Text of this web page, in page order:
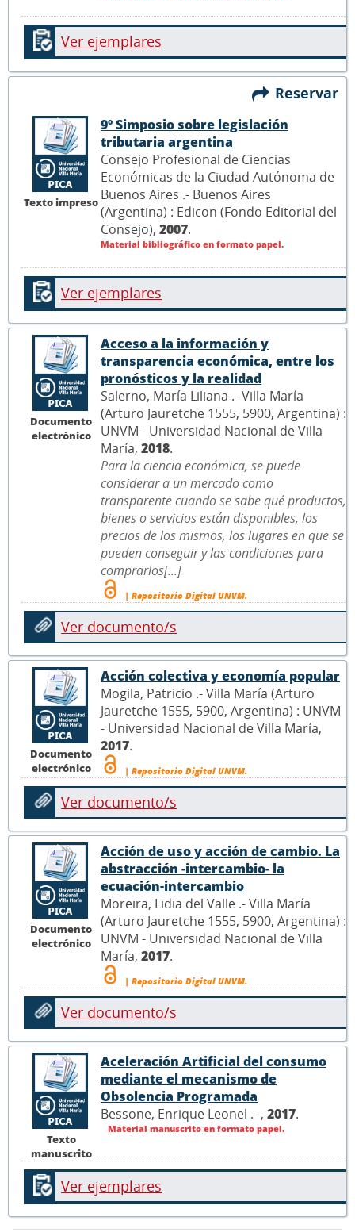
Ver ejemplares
Reservar
Texto impreso
9º Simposio sobre legislación
tributaria argentina
Consejo Profesional de Ciencias
Económicas de la Ciudad Autónoma de
Buenos Aires .- Buenos Aires
(Argentina) : Edicon (Fondo Editorial del
Consejo), 2007.
Material bibliográfico en formato papel.
Ver ejemplares
Documento
electrónico
Acceso a la información y
transparencia económica, entre los
pronósticos y la realidad
Salerno, María Liliana .- Villa María
(Arturo Jauretche 1555, 5900, Argentina) :
UNVM - Universidad Nacional de Villa
María, 2018.
Para la ciencia económica, se puede
considerar a un mercado como
transparente cuando se sabe qué productos,
bienes o servicios están disponibles, los
precios de los mismos, los lugares en que se
pueden conseguir y las condiciones para
comprarlos[...]
| Repositorio Digital UNVM.
Ver documento/s
Documento
electrónico
Acción colectiva y economía popular
Mogila, Patricio .- Villa María (Arturo
Jauretche 1555, 5900, Argentina) : UNVM
- Universidad Nacional de Villa María,
2017.
| Repositorio Digital UNVM.
Ver documento/s
Documento
electrónico
Acción de uso y acción de cambio. La
abstracción -intercambio- la
ecuación-intercambio
Moreira, Lidia del Valle .- Villa María
(Arturo Jauretche 1555, 5900, Argentina) :
UNVM - Universidad Nacional de Villa
María, 2017.
| Repositorio Digital UNVM.
Ver documento/s
Texto
manuscrito
Aceleración Artificial del consumo
mediante el mecanismo de
Obsolencia Programada
Bessone, Enrique Leonel .- , 2017.
Material manuscrito en formato papel.
Ver ejemplares